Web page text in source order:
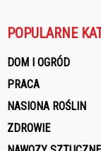
POPULARNE
DOM I OGRÓD
PRACA
NASIONA ROŚLIN
ZDROWIE